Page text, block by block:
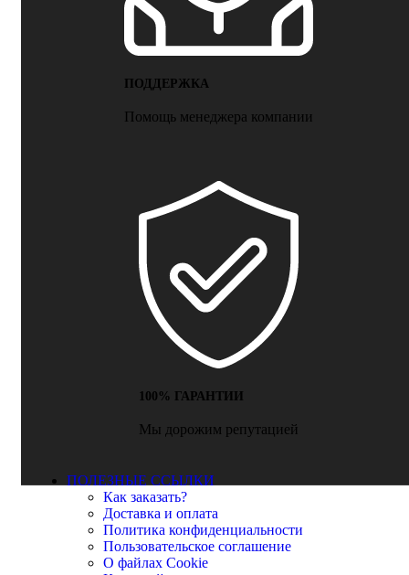
ПОДДЕРЖКА
Помощь менеджера компании
100% ГАРАНТИИ
Мы дорожим репутацией
ПОЛЕЗНЫЕ ССЫЛКИ
Как заказать?
Доставка и оплата
Политика конфиденциальности
Пользовательское соглашение
О файлах Cookie